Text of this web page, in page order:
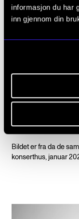
informasjon du har
inn gjennom din
komponister
Groven, Monrad
Bergen
Bildet er fra da de
konserthus, januar